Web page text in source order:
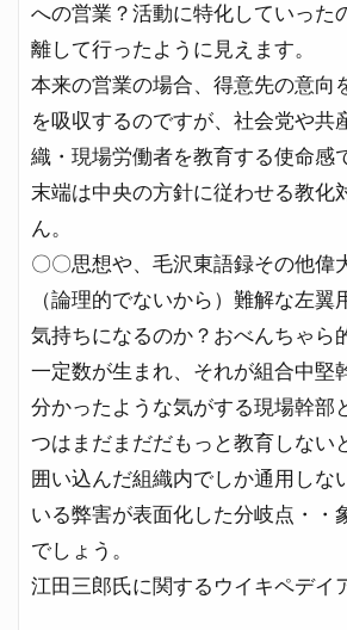
への営業？活動に特化していった
離して行ったように見えます。
本来の営業の場合、得意先の意向
を吸収するのですが、社会党や
織・現場労働者を教育する使命感
末端は中央の方針に従わせる教化
ん。
〇〇思想や、毛沢東語録その他
（論理的でないから）難解な左
気持ちになるのか？おべんちゃら
一定数が生まれ、それが組合中堅
分かったような気がする現場幹部
つはまだまだだもっと教育しない
囲い込んだ組織内でしか通用し
いる弊害が表面化した分岐点・
でしょう。
江田三郎氏に関するウイキペデイ